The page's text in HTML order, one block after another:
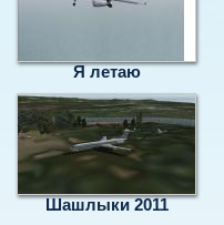
Я летаю
Шашлыки 2011